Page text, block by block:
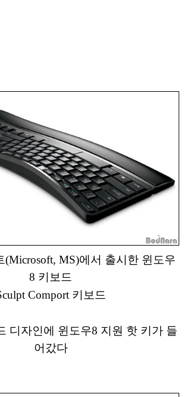
(Microsoft, MS)에서 출시한 윈도우
8 키보드
Comport 키보드
디자인에 윈도우8 지원 핫 키가 들
어갔다